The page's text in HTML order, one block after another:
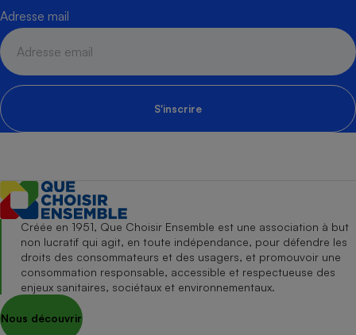
Adresse mail
S'inscrire
Créée en 1951, Que Choisir Ensemble est une association à but
non lucratif qui agit, en toute indépendance, pour défendre les
droits des consommateurs et des usagers, et promouvoir une
consommation responsable, accessible et respectueuse des
enjeux sanitaires, sociétaux et environnementaux.
Nous découvrir